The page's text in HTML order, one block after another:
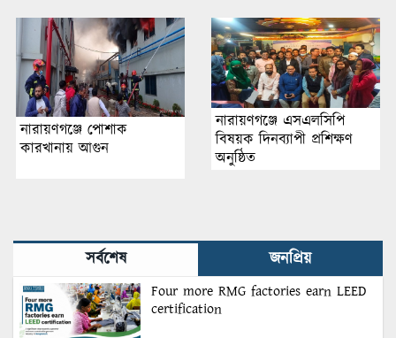
Dhaka by Sustainable
Management System Inc.
নারায়ণগঞ্জে পোশাক
কারখানায় আগুন
নারায়ণগঞ্জে এসএলসিপি
বিষয়ক দিনব্যাপী প্রশিক্ষণ
অনুষ্ঠিত
সর্বশেষ জনপ্রিয়
Four more RMG factories earn LEED
certification